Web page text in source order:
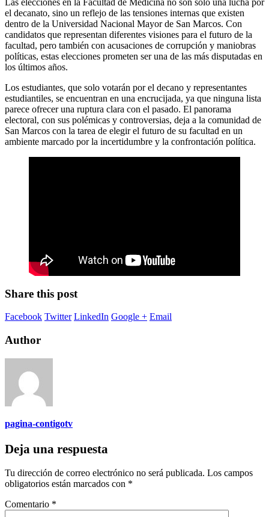
el decanato, sino un reflejo de las tensiones internas que existen
dentro de la Universidad Nacional Mayor de San Marcos. Con
candidatos que representan diferentes visiones para el futuro de la
facultad, pero también con acusaciones de corrupción y maniobras
políticas, estas elecciones prometen ser una de las más disputadas en
los últimos años.
Los estudiantes, que solo votarán por el decano y representantes
estudiantiles, se encuentran en una encrucijada, ya que ninguna lista
parece ofrecer una ruptura clara con el pasado. El panorama
electoral, con sus polémicas y controversias, deja a la comunidad de
San Marcos con la tarea de elegir el futuro de su facultad en un
ambiente marcado por la incertidumbre y la confrontación política.
Share this post
Facebook Twitter LinkedIn Google + Email
Author
pagina-contigotv
Deja una respuesta
Tu dirección de correo electrónico no será publicada. Los campos
obligatorios están marcados con *
Comentario *